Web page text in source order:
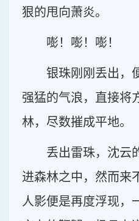
狠的甩向萧炎。
嘭！嘭！嘭！
银珠刚刚丢出，
强猛的气浪，直接将
林，尽数摧成平地。
丢出雷珠，沈云
进森林之中，然而来
人影便是再度浮现，